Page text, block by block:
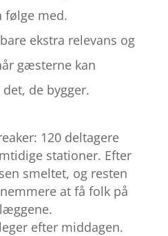
følge med.
ekstra relevans og
gæsterne kan
de bygger.
120 deltagere
stationer. Efter
smeltet, og resten
at få folk på
efter middagen.